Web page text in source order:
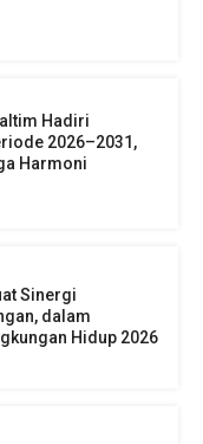
Hadiri
2026–2031,
Harmoni
Sinergi
dalam
Hidup 2026